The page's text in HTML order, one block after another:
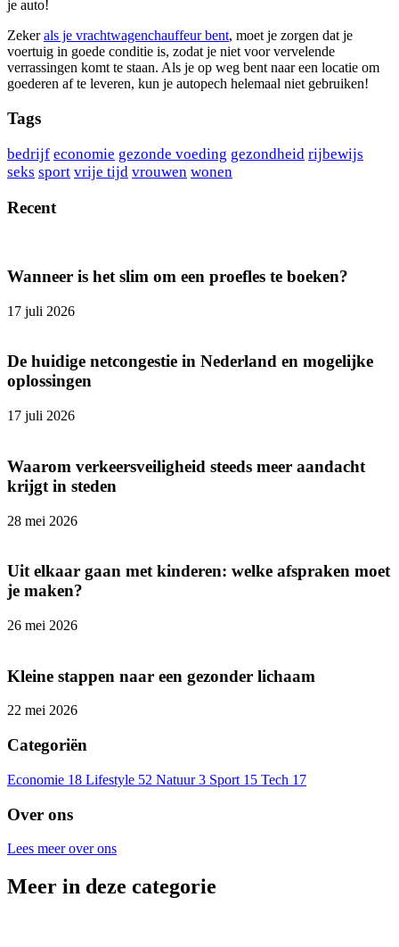
je auto!
Zekerals je vrachtwagenchauffeur bent, moet je zorgen dat je
voertuig in goede conditie is, zodat je niet voor vervelende
verrassingen komt te staan. Als je op weg bent naar een locatie om
goederen af te leveren, kun je autopech helemaal niet gebruiken!
Tags
bedrijf economie gezonde voeding gezondheid rijbewijs
seks sport vrije tijd vrouwen wonen
Recent
Wanneer is het slim om een proefles te boeken?
17 juli 2026
De huidige netcongestie in Nederland en mogelijke
oplossingen
17 juli 2026
Waarom verkeersveiligheid steeds meer aandacht
krijgt in steden
28 mei 2026
Uit elkaar gaan met kinderen: welke afspraken moet
je maken?
26 mei 2026
Kleine stappen naar een gezonder lichaam
22 mei 2026
Categoriën
Economie 18 Lifestyle 52 Natuur 3 Sport 15 Tech 17
Over ons
Lees meer over ons
Meer in deze categorie